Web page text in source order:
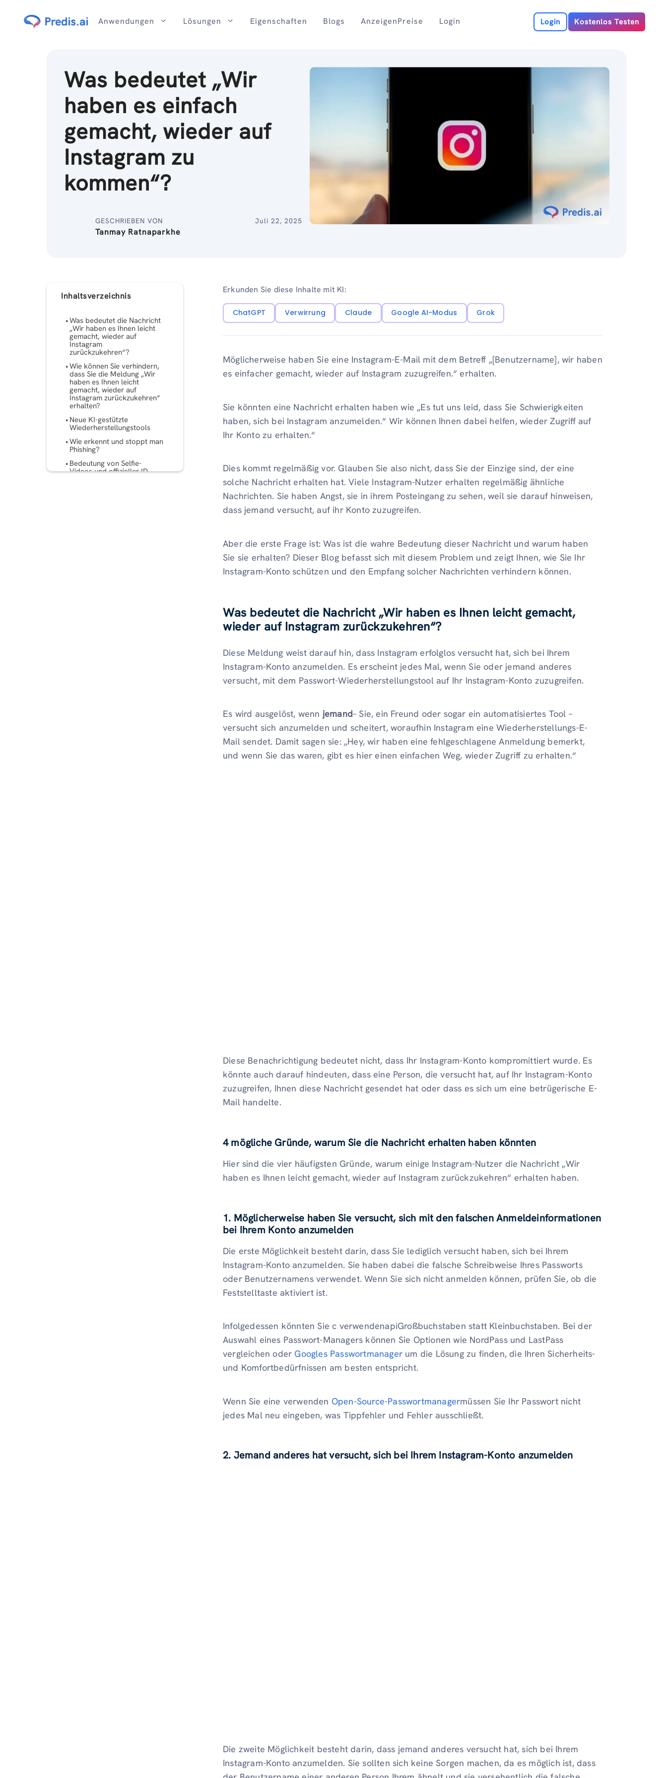
Anwendungen Lösungen Eigenschaften Blogs AnzeigenPreise Login Login Kostenlos Testen
Was bedeutet „Wir
haben es einfach
gemacht, wieder auf
Instagram zu
kommen“?
GESCHRIEBEN VON
Tanmay Ratnaparkhe
Juli 22, 2025
Inhaltsverzeichnis
Was bedeutet die Nachricht
„Wir haben es Ihnen leicht
gemacht, wieder auf
Instagram
zurückzukehren“?
Wie können Sie verhindern,
dass Sie die Meldung „Wir
haben es Ihnen leicht
gemacht, wieder auf
Instagram zurückzukehren“
erhalten?
Neue KI-gestützte
Wiederherstellungstools
Wie erkennt und stoppt man
Phishing?
Bedeutung von Selfie-
Videos und offizieller ID-
Erkunden Sie diese Inhalte mit KI:
ChatGPT Verwirrung Claude Google AI-Modus Grok
Möglicherweise haben Sie eine Instagram-E-Mail mit dem Betreff „[Benutzername], wir haben
es einfacher gemacht, wieder auf Instagram zuzugreifen.“ erhalten.
Sie könnten eine Nachricht erhalten haben wie „Es tut uns leid, dass Sie Schwierigkeiten
haben, sich bei Instagram anzumelden.“ Wir können Ihnen dabei helfen, wieder Zugriff auf
Ihr Konto zu erhalten.“
Dies kommt regelmäßig vor. Glauben Sie also nicht, dass Sie der Einzige sind, der eine
solche Nachricht erhalten hat. Viele Instagram-Nutzer erhalten regelmäßig ähnliche
Nachrichten. Sie haben Angst, sie in ihrem Posteingang zu sehen, weil sie darauf hinweisen,
dass jemand versucht, auf ihr Konto zuzugreifen.
Aber die erste Frage ist: Was ist die wahre Bedeutung dieser Nachricht und warum haben
Sie sie erhalten? Dieser Blog befasst sich mit diesem Problem und zeigt Ihnen, wie Sie Ihr
Instagram-Konto schützen und den Empfang solcher Nachrichten verhindern können.
Was bedeutet die Nachricht „Wir haben es Ihnen leicht gemacht,
wieder auf Instagram zurückzukehren“?
Diese Meldung weist darauf hin, dass Instagram erfolglos versucht hat, sich bei Ihrem
Instagram-Konto anzumelden. Es erscheint jedes Mal, wenn Sie oder jemand anderes
versucht, mit dem Passwort-Wiederherstellungstool auf Ihr Instagram-Konto zuzugreifen.
Es wird ausgelöst, wenn jemand– Sie, ein Freund oder sogar ein automatisiertes Tool –
versucht sich anzumelden und scheitert, woraufhin Instagram eine Wiederherstellungs-E-
Mail sendet. Damit sagen sie: „Hey, wir haben eine fehlgeschlagene Anmeldung bemerkt,
und wenn Sie das waren, gibt es hier einen einfachen Weg, wieder Zugriff zu erhalten.“
Diese Benachrichtigung bedeutet nicht, dass Ihr Instagram-Konto kompromittiert wurde. Es
könnte auch darauf hindeuten, dass eine Person, die versucht hat, auf Ihr Instagram-Konto
zuzugreifen, Ihnen diese Nachricht gesendet hat oder dass es sich um eine betrügerische E-
Mail handelte.
4 mögliche Gründe, warum Sie die Nachricht erhalten haben könnten
Hier sind die vier häufigsten Gründe, warum einige Instagram-Nutzer die Nachricht „Wir
haben es Ihnen leicht gemacht, wieder auf Instagram zurückzukehren“ erhalten haben.
1. Möglicherweise haben Sie versucht, sich mit den falschen Anmeldeinformationen
bei Ihrem Konto anzumelden
Die erste Möglichkeit besteht darin, dass Sie lediglich versucht haben, sich bei Ihrem
Instagram-Konto anzumelden. Sie haben dabei die falsche Schreibweise Ihres Passworts
oder Benutzernamens verwendet. Wenn Sie sich nicht anmelden können, prüfen Sie, ob die
Feststelltaste aktiviert ist.
Infolgedessen könnten Sie c verwendenapiGroßbuchstaben statt Kleinbuchstaben. Bei der
Auswahl eines Passwort-Managers können Sie Optionen wie NordPass und LastPass
vergleichen oder Googles Passwortmanager um die Lösung zu finden, die Ihren Sicherheits-
und Komfortbedürfnissen am besten entspricht.
Wenn Sie eine verwenden Open-Source-Passwortmanagermüssen Sie Ihr Passwort nicht
jedes Mal neu eingeben, was Tippfehler und Fehler ausschließt.
2. Jemand anderes hat versucht, sich bei Ihrem Instagram-Konto anzumelden
Die zweite Möglichkeit besteht darin, dass jemand anderes versucht hat, sich bei Ihrem
Instagram-Konto anzumelden. Sie sollten sich keine Sorgen machen, da es möglich ist, dass